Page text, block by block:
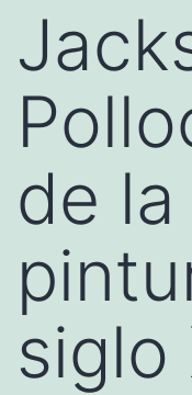
de
siglo